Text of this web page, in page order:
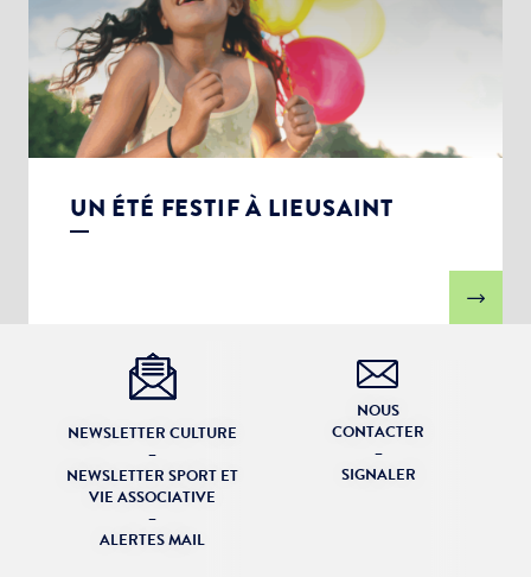
UN ÉTÉ FESTIF À LIEUSAINT
NEWSLETTER CULTURE
–
NEWSLETTER SPORT ET
VIE ASSOCIATIVE
–
ALERTES MAIL
NOUS
CONTACTER
–
SIGNALER